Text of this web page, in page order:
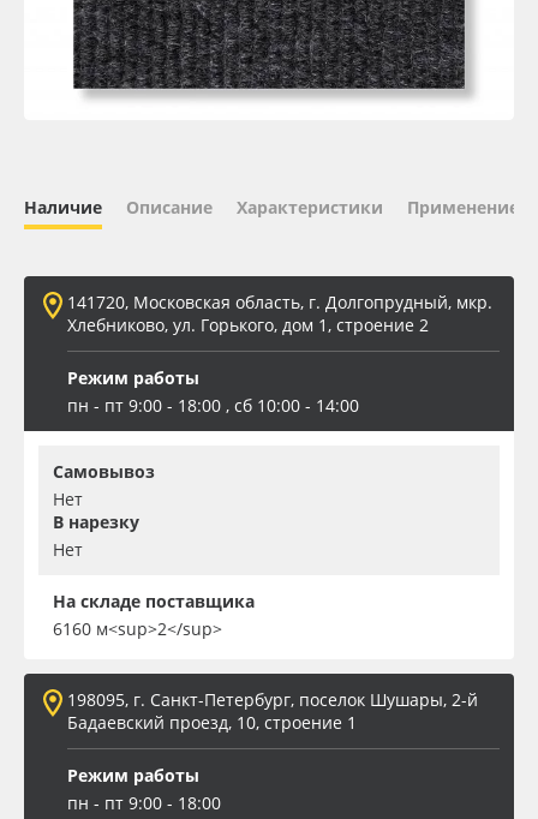
Oracal 641
Orajet 3640
ПЭТ листовой
ПЭТ бэклит
Вспененный ПВХ
Баннер
Заготовки для сувениров
Наличие Описание Характеристики Применение
141720, Московская область, г. Долгопрудный, мкр.
Хлебниково, ул. Горького, дом 1, строение 2
Режим работы
пн - пт 9:00 - 18:00 , сб 10:00 - 14:00
Самовывоз
Нет
В нарезку
Нет
На складе поставщика
6160 м<sup>2</sup>
198095, г. Санкт-Петербург, поселок Шушары, 2-й
Бадаевский проезд, 10, строение 1
Режим работы
пн - пт 9:00 - 18:00